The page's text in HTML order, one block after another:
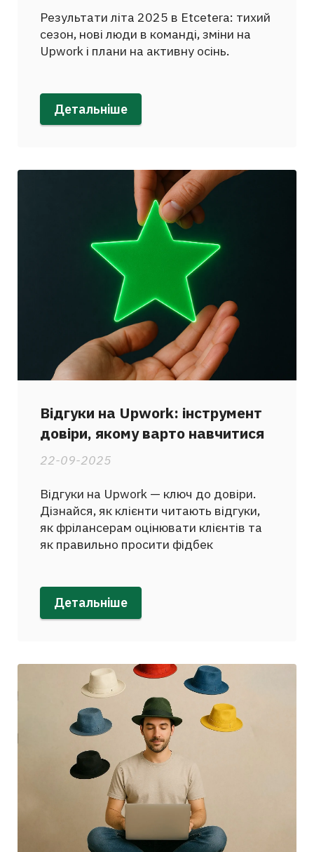
Результати літа 2025 в Etcetera: тихий
сезон, нові люди в команді, зміни на
Upwork і плани на активну осінь.
Детальніше
Відгуки на Upwork: інструмент
довіри, якому варто навчитися
22-09-2025
Відгуки на Upwork — ключ до довіри.
Дізнайся, як клієнти читають відгуки,
як фрілансерам оцінювати клієнтів та
як правильно просити фідбек
Детальніше